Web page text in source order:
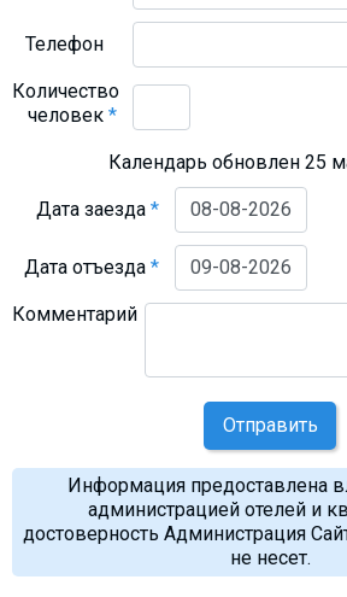
Телефон
Количество
человек*
Календарь обновлен 25
Дата заезда*
Дата отъезда*
Комментарий
Отправить
Информация предоставлена
администрацией отелей и
достоверность Администрация
не несет.